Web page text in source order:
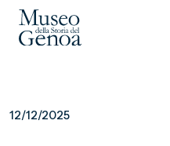
12/12/2025